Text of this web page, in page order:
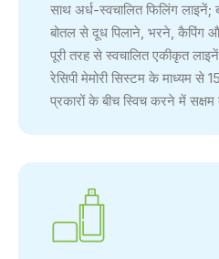
साथ अर्ध-स्वचालित फिलिंग लाइनें;
बोतल से दूध पिलाने, भरने, कैपिंग
पूरी तरह से स्वचालित एकीकृत
रेसिपी मेमोरी सिस्टम के माध्यम से
प्रकारों के बीच स्विच करने में सक्षम